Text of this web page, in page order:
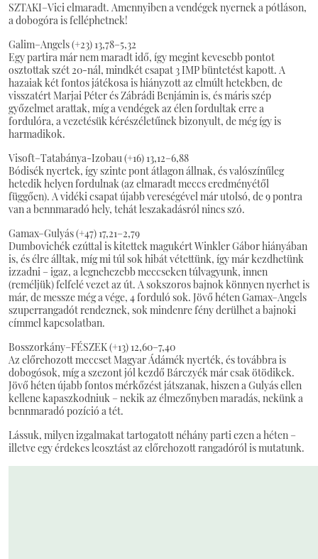
SZTAKI–Vici elmaradt. Amennyiben a vendégek nyernek a pótláson,
a dobogóra is felléphetnek!
Galim–Angels (+23) 13,78–5,32
Egy partira már nem maradt idő, így megint kevesebb pontot
osztottak szét 20-nál, mindkét csapat 3 IMP büntetést kapott. A
hazaiak két fontos játékosa is hiányzott az elmúlt hetekben, de
visszatért Marjai Péter és Zábrádi Benjámin is, és máris szép
győzelmet arattak, míg a vendégek az élen fordultak erre a
fordulóra, a vezetésük kérészéletűnek bizonyult, de még így is
harmadikok.
Visoft–Tatabánya-Izobau (+16) 13,12–6,88
Bódisék nyertek, így szinte pont átlagon állnak, és valószínűleg
hetedik helyen fordulnak (az elmaradt meccs eredményétől
függően). A vidéki csapat újabb vereségével már utolsó, de 9 pontra
van a bennmaradó hely, tehát leszakadásról nincs szó.
Gamax–Gulyás (+47) 17,21–2,79
Dumbovichék ezúttal is kitettek magukért Winkler Gábor hiányában
is, és élre álltak, míg mi túl sok hibát vétettünk, így már kezdhetünk
izzadni – igaz, a legnehezebb meccseken túlvagyunk, innen
(reméljük) felfelé vezet az út. A sokszoros bajnok könnyen nyerhet is
már, de messze még a vége, 4 forduló sok. Jövő héten Gamax–Angels
szuperrangadót rendeznek, sok mindenre fény derülhet a bajnoki
címmel kapcsolatban.
Bosszorkány–FÉSZEK (+13) 12,60–7,40
Az előrehozott meccset Magyar Ádámék nyerték, és továbbra is
dobogósok, míg a szezont jól kezdő Bárczyék már csak ötödikek.
Jövő héten újabb fontos mérkőzést játszanak, hiszen a Gulyás ellen
kellene kapaszkodniuk – nekik az élmezőnyben maradás, nekünk a
bennmaradó pozíció a tét.
Lássuk, milyen izgalmakat tartogatott néhány parti ezen a héten –
illetve egy érdekes leosztást az előrehozott rangadóról is mutatunk.